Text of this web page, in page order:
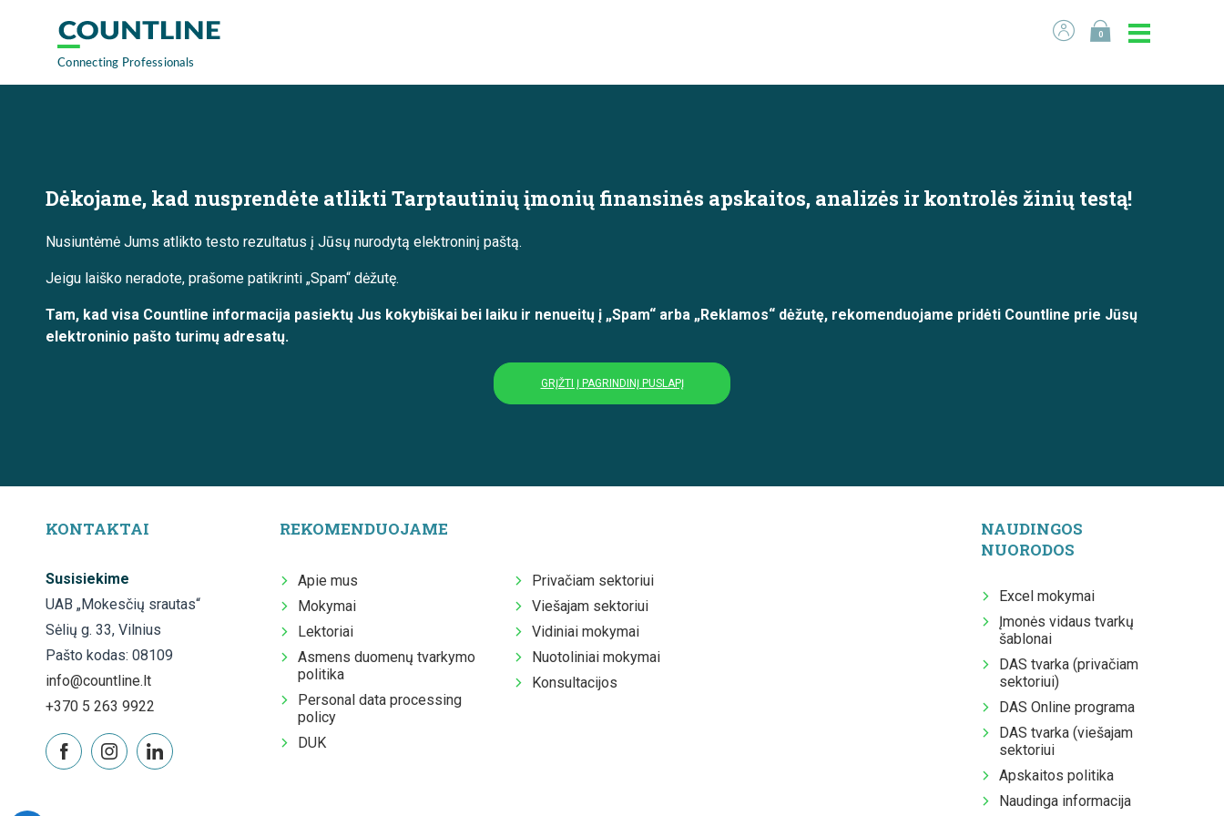
0
Dėkojame, kad nusprendėte atlikti Tarptautinių įmonių finansinės apskaitos, analizės ir kontrolės žinių testą!
Nusiuntėmė Jums atlikto testo rezultatus į Jūsų nurodytą elektroninį paštą.
Jeigu laiško neradote, prašome patikrinti „Spam“ dėžutę.
Tam, kad visa Countline informacija pasiektų Jus kokybiškai bei laiku ir nenueitų į „Spam“ arba „Reklamos“ dėžutę, rekomenduojame pridėti Countline prie Jūsų
elektroninio pašto turimų adresatų.
GRĮŽTI Į PAGRINDINĮ PUSLAPĮ
KONTAKTAI
Susisiekime
UAB „Mokesčių srautas“
Sėlių g. 33, Vilnius
Pašto kodas: 08109
info@countline.lt
+370 5 263 9922
REKOMENDUOJAME
Apie mus
Mokymai
Lektoriai
Asmens duomenų tvarkymo
politika
Personal data processing
policy
DUK
Privačiam sektoriui
Viešajam sektoriui
Vidiniai mokymai
Nuotoliniai mokymai
Konsultacijos
NAUDINGOS
NUORODOS
Excel mokymai
Įmonės vidaus tvarkų
šablonai
DAS tvarka (privačiam
sektoriui)
DAS Online programa
DAS tvarka (viešajam
sektoriui
Apskaitos politika
Naudinga informacija